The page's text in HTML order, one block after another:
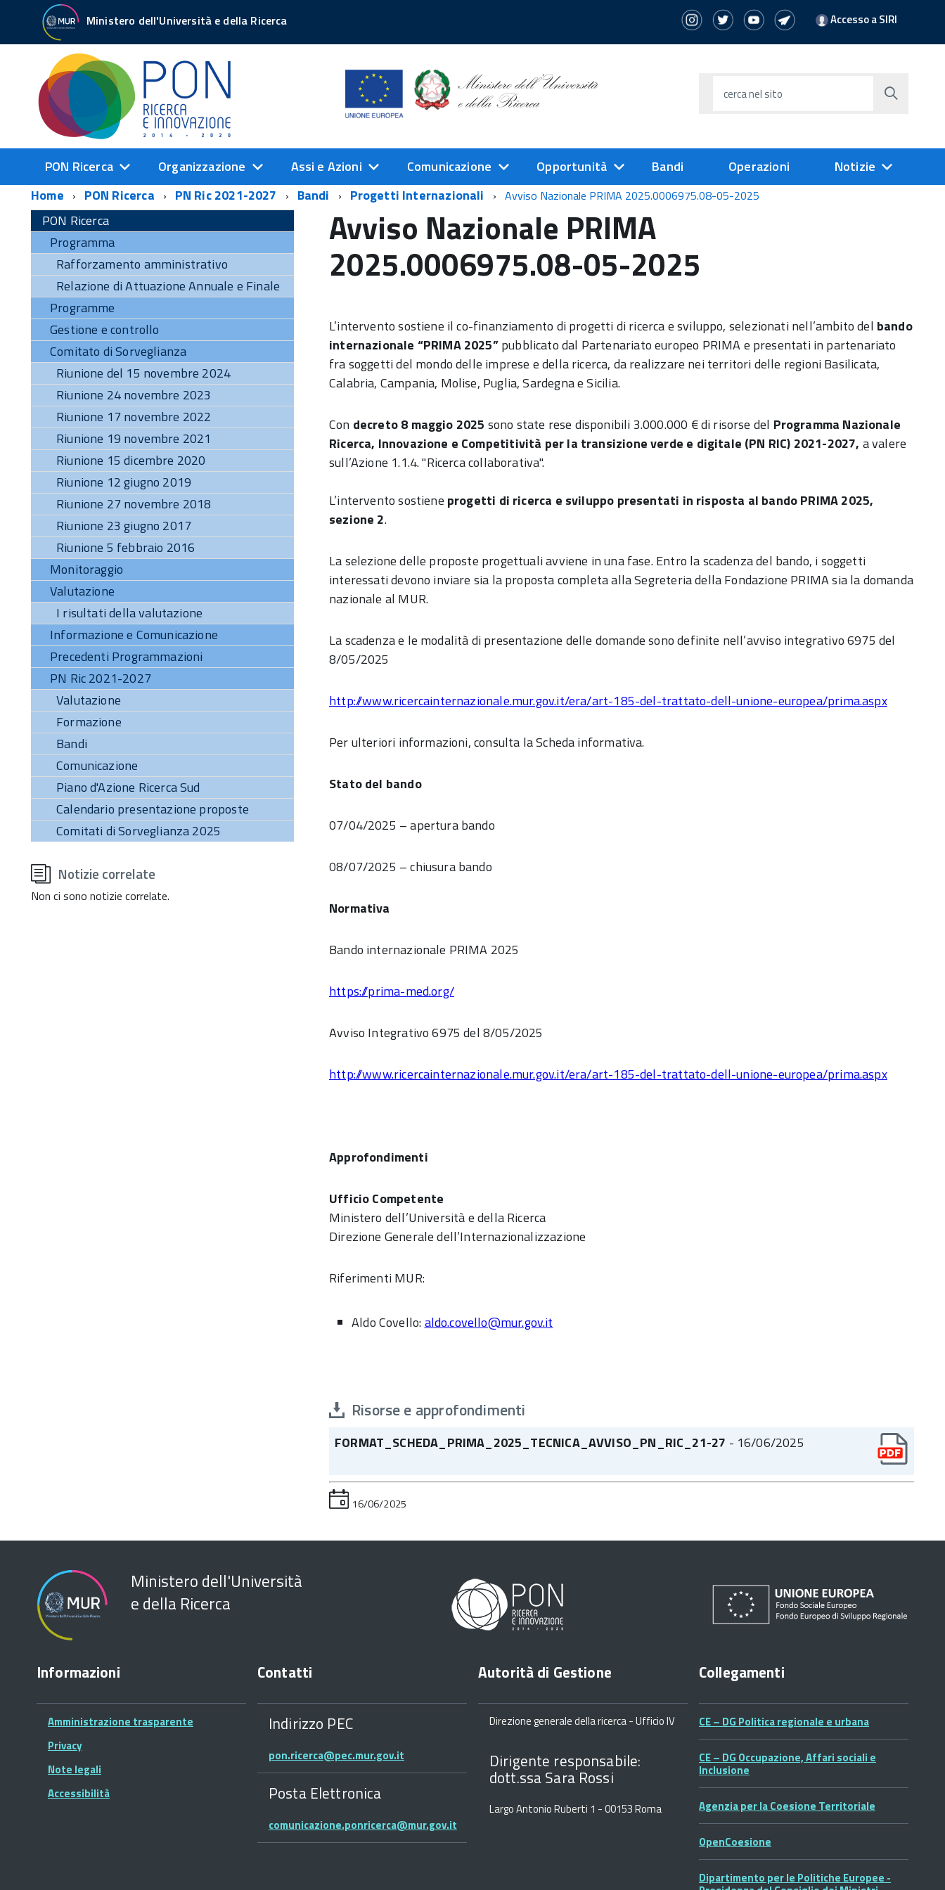
Ministero dell'Università e della Ricerca Accesso a SIRI
cerca nel sito
PON Ricerca Organizzazione Assi e Azioni Comunicazione Opportunità Bandi Operazioni
Notizie
Home
PON Ricerca PN Ric 2021-2027 Bandi Progetti Internazionali Avviso Nazionale PRIMA 2025.0006975.08-05-2025
PON Ricerca
Programma
Rafforzamento amministrativo
Relazione di Attuazione Annuale e Finale
Programme
Gestione e controllo
Comitato di Sorveglianza
Riunione del 15 novembre 2024
Riunione 24 novembre 2023
Riunione 17 novembre 2022
Riunione 19 novembre 2021
Riunione 15 dicembre 2020
Riunione 12 giugno 2019
Riunione 27 novembre 2018
Riunione 23 giugno 2017
Riunione 5 febbraio 2016
Monitoraggio
Valutazione
I risultati della valutazione
Informazione e Comunicazione
Precedenti Programmazioni
PN Ric 2021-2027
Valutazione
Formazione
Bandi
Comunicazione
Piano d'Azione Ricerca Sud
Calendario presentazione proposte
Comitati di Sorveglianza 2025
all'inizio
del
contenuto
Notizie correlate
Non ci sono notizie correlate.
Avviso Nazionale PRIMA
2025.0006975.08-05-2025
L’intervento sostiene il co-finanziamento di progetti di ricerca e sviluppo, selezionati nell’ambito del bando
internazionale “PRIMA 2025”pubblicato dal Partenariato europeo PRIMA e presentati in partenariato
fra soggetti del mondo delle imprese e della ricerca, da realizzare nei territori delle regioni Basilicata,
Calabria, Campania, Molise, Puglia, Sardegna e Sicilia.
Con decreto 8 maggio 2025 sono state rese disponibili 3.000.000 € di risorse del Programma Nazionale
Ricerca, Innovazione e Competitività per la transizione verde e digitale (PN RIC) 2021-2027, a valere
sull’Azione 1.1.4. "Ricerca collaborativa".
L’intervento sostiene progetti di ricerca e sviluppo presentati in risposta al bando PRIMA 2025,
sezione 2.
La selezione delle proposte progettuali avviene in una fase. Entro la scadenza del bando, i soggetti
interessati devono inviare sia la proposta completa alla Segreteria della Fondazione PRIMA sia la domanda
nazionale al MUR.
La scadenza e le modalità di presentazione delle domande sono definite nell’avviso integrativo 6975 del
8/05/2025
http://www.ricercainternazionale.mur.gov.it/era/art-185-del-trattato-dell-unione-europea/prima.aspx
Per ulteriori informazioni, consulta la Scheda informativa.
Stato del bando
07/04/2025 – apertura bando
08/07/2025 – chiusura bando
Normativa
Bando internazionale PRIMA 2025
https://prima-med.org/
Avviso Integrativo6975 del 8/05/2025
http://www.ricercainternazionale.mur.gov.it/era/art-185-del-trattato-dell-unione-europea/prima.aspx
Approfondimenti
Ufficio Competente
Ministero dell’Università e della Ricerca
Direzione Generale dell’Internazionalizzazione
Riferimenti MUR:
Aldo Covello:aldo.covello@mur.gov.it
Risorse e approfondimenti
FORMAT_SCHEDA_PRIMA_2025_TECNICA_AVVISO_PN_RIC_21-27 - 16/06/2025
16/06/2025
Ministero dell'Università
e della Ricerca
Informazioni
Amministrazione trasparente
Privacy
Note legali
Accessibilità
Contatti
Indirizzo PEC
pon.ricerca@pec.mur.gov.it
Posta Elettronica
comunicazione.ponricerca@mur.gov.it
Autorità di Gestione
Direzione generale della ricerca - Ufficio IV
Dirigente responsabile:
dott.ssa Sara Rossi
Largo Antonio Ruberti 1 - 00153 Roma
Collegamenti
CE – DG Politica regionale e urbana
CE – DG Occupazione, Affari sociali e
Inclusione
Agenzia per la Coesione Territoriale
OpenCoesione
Dipartimento per le Politiche Europee -